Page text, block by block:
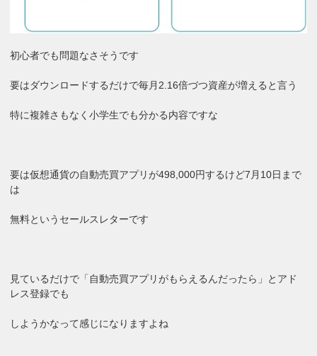
初心者でも問題なさそうです
要はダウンロードするだけで毎月2.16倍づつ資産が増えると言う
特に複雑さもなく小学生でも分かる内容ですな
要は仮想通貨の自動売買アプリが498,000円するけど7月10日まで
は
無料というセールスレターです
見ているだけで「自動売買アプリがもらえるんだったら」とアド
レス登録でも
しようかなって感じになりますよね